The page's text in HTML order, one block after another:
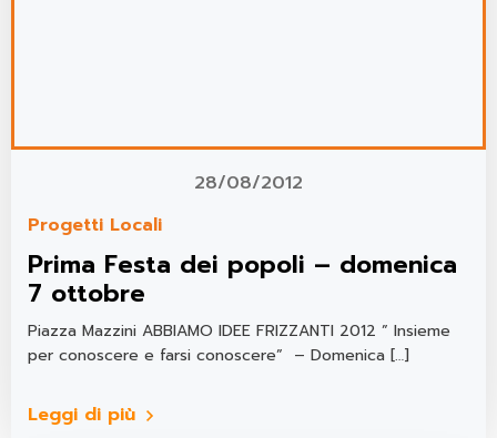
28/08/2012
Progetti Locali
Prima Festa dei popoli – domenica
7 ottobre
Piazza Mazzini ABBIAMO IDEE FRIZZANTI 2012 ” Insieme
per conoscere e farsi conoscere” – Domenica […]
Leggi di più